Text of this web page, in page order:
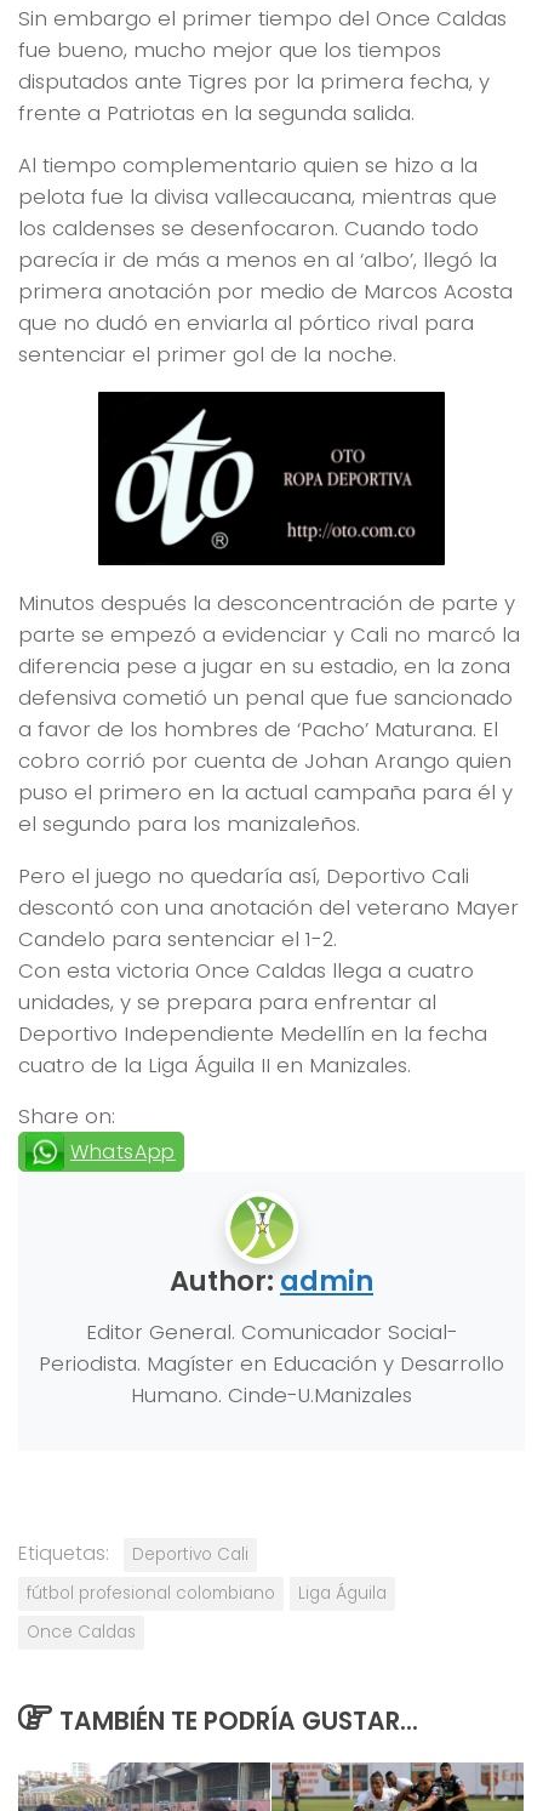
Sin embargo el primer tiempo del Once Caldas
fue bueno, mucho mejor que los tiempos
disputados ante Tigres por la primera fecha, y
frente a Patriotas en la segunda salida.
Al tiempo complementario quien se hizo a la
pelota fue la divisa vallecaucana, mientras que
los caldenses se desenfocaron. Cuando todo
parecía ir de más a menos en al ‘albo’, llegó la
primera anotación por medio de Marcos Acosta
que no dudó en enviarla al pórtico rival para
sentenciar el primer gol de la noche.
Minutos después la desconcentración de parte y
parte se empezó a evidenciar y Cali no marcó la
diferencia pese a jugar en su estadio, en la zona
defensiva cometió un penal que fue sancionado
a favor de los hombres de ‘Pacho’ Maturana. El
cobro corrió por cuenta de Johan Arango quien
puso el primero en la actual campaña para él y
el segundo para los manizaleños.
Pero el juego no quedaría así, Deportivo Cali
descontó con una anotación del veterano Mayer
Candelo para sentenciar el 1-2.
Con esta victoria Once Caldas llega a cuatro
unidades, y se prepara para enfrentar al
Deportivo Independiente Medellín en la fecha
cuatro de la Liga Águila II en Manizales.
Share on:
WhatsApp
Author: admin
Editor General. Comunicador Social-
Periodista. Magíster en Educación y Desarrollo
Humano. Cinde-U.Manizales
Etiquetas:
Deportivo Cali
fútbol profesional colombiano
Liga Águila
Once Caldas
TAMBIÉN TE PODRÍA GUSTAR...